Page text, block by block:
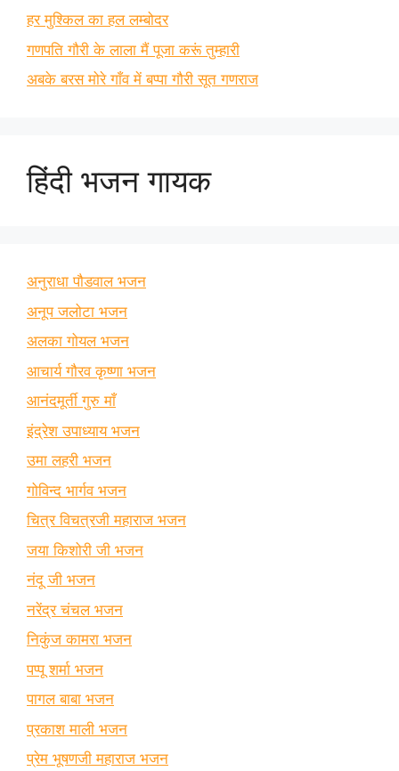
हर मुश्किल का हल लम्बोदर
गणपति गौरी के लाला मैं पूजा करूं तुम्हारी
अबके बरस मोरे गाँव में बप्पा गौरी सूत गणराज
हिंदी भजन गायक
अनुराधा पौडवाल भजन
अनूप जलोटा भजन
अलका गोयल भजन
आचार्य गौरव कृष्णा भजन
आनंदमूर्ती गुरु माँ
इंद्रेश उपाध्याय भजन
उमा लहरी भजन
गोविन्द भार्गव भजन
चित्र विचत्रजी महाराज भजन
जया किशोरी जी भजन
नंदू जी भजन
नरेंद्र चंचल भजन
निकुंज कामरा भजन
पप्पू शर्मा भजन
पागल बाबा भजन
प्रकाश माली भजन
प्रेम भूषणजी महाराज भजन